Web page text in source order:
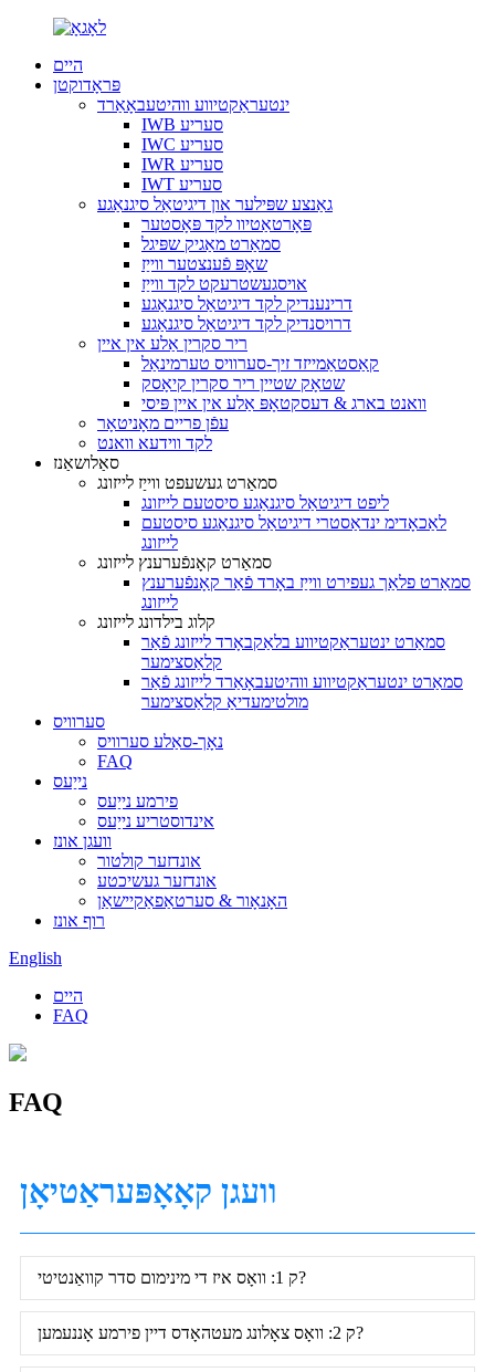
היים
פּראָדוקטן
ינטעראַקטיווע ווהיטעבאָאַרד
IWB סעריע
IWC סעריע
IWR סעריע
IWT סעריע
גאַנצע שפּילער און דיגיטאַל סיגנאַגע
פּאָרטאַטיוו לקד פּאָסטער
סמאַרט מאַגיק שפּיגל
שאָפּ פֿענצטער ווייַז
אויסגעשטרעקט לקד ווייַז
דרינענדיק לקד דיגיטאַל סיגנאַגע
דרויסנדיק לקד דיגיטאַל סיגנאַגע
ריר סקרין אַלע אין איין
קאַסטאַמייזד זיך-סערוויס טערמינאַל
שטאָק שטיין ריר סקרין קיאָסק
וואנט בארג & דעסקטאָפּ אַלע אין איין פּיסי
עפֿן פריים מאָניטאָר
לקד ווידעא וואנט
סאַלושאַנז
סמאַרט געשעפט ווייַז לייזונג
ליפט דיגיטאַל סיגנאַגע סיסטעם לייזונג
לאַכאָדימ ינדאַסטרי דיגיטאַל סיגנאַגע סיסטעם
לייזונג
סמאַרט קאָנפֿערענץ לייזונג
סמאַרט פלאַך געפירט ווייַז באָרד פֿאַר קאָנפֿערענץ
לייזונג
קלוג בילדונג לייזונג
סמאַרט ינטעראַקטיווע בלאַקבאָרד לייזונג פֿאַר
קלאַסצימער
סמאַרט ינטעראַקטיווע ווהיטעבאָאַרד לייזונג פֿאַר
מולטימעדיאַ קלאַסצימער
סערוויס
נאָך-סאַלע סערוויס
FAQ
נייַעס
פירמע נייַעס
אינדוסטריע נייַעס
וועגן אונז
אונדזער קולטור
אונדזער געשיכטע
האָנאָור & סערטאַפאַקיישאַן
רוף אונז
English
היים
FAQ
FAQ
וועגן קאָאָפּעראַטיאָן
ק 1: וואָס איז די מינימום סדר קוואַנטיטי?
ק 2: וואָס צאָלונג מעטהאָדס דיין פירמע אָננעמען?